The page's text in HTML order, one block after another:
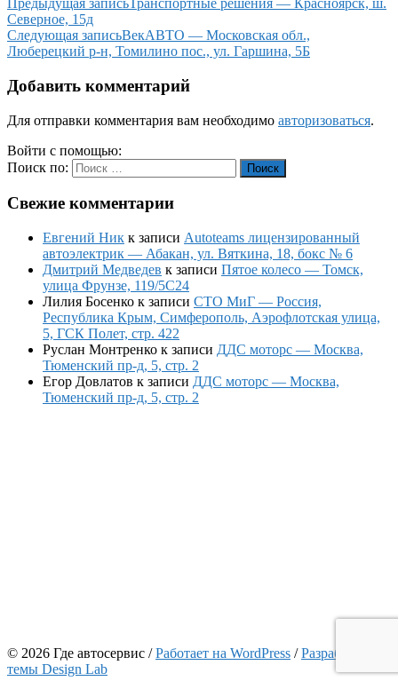
Предыдущая записьТранспортные решения — Красноярск, ш.
Северное, 15д
Следующая записьВекАВТО — Московская обл.,
Люберецкий р-н, Томилино пос., ул. Гаршина, 5Б
Добавить комментарий
Для отправки комментария вам необходимо авторизоваться.
Войти с помощью:
Поиск по:
Поиск
Свежие комментарии
Евгений Ник к записи Autoteams лицензированный
автоэлектрик — Абакан, ул. Вяткина, 18, бокс № 6
Дмитрий Медведев к записи Пятое колесо — Томск,
улица Фрунзе, 119/5С24
Лилия Босенко к записи СТО МиГ — Россия,
Республика Крым, Симферополь, Аэрофлотская улица,
5, ГСК Полет, стр. 422
Руслан Монтренко к записи ДДС моторс — Москва,
Тюменский пр-д, 5, стр. 2
Егор Довлатов к записи ДДС моторс — Москва,
Тюменский пр-д, 5, стр. 2
© 2026 Где автосервис / Работает на WordPress / Разработчик
темы Design Lab